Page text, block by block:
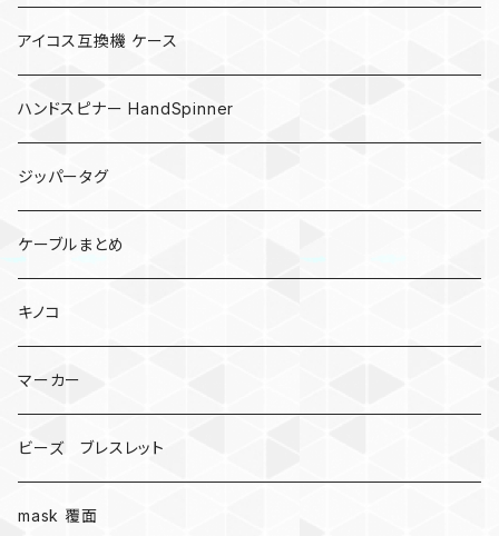
アイコス互換機 ケース
ハンドスピナー HandSpinner
ジッパータグ
ケーブルまとめ
キノコ
マーカー
ビーズ ブレスレット
mask 覆面